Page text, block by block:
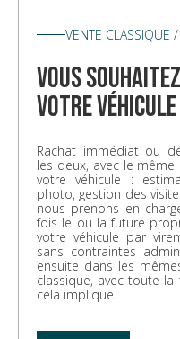
VENTE CLASSIQUE
vous
votre véhicule
Rachat immédiat ou
les deux, avec le même
votre véhicule :
photo, gestion des
nous prenons en
fois le ou la future
votre véhicule par
sans contraintes
ensuite dans les
classique, avec toute
cela implique.